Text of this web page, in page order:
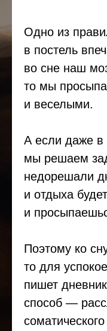
Одно из
в постель
во сне наш
то мы
и веселыми.
А если даже в
мы решаем
недорешали
и отдыха
и
Поэтому ко
то для
пишет
способ —